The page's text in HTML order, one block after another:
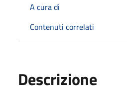
A cura di
Contenuti correlati
Descrizione